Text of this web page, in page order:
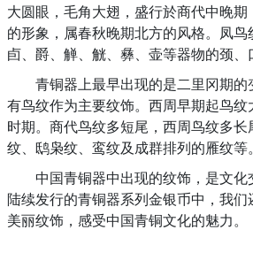
大圆眼，毛角大翅，盛行於商代中晚
的形象，属春秋晚期北方的风格。凤鸟
卣、爵、觯、觥、彝、壶等器物的颈、
青铜器上最早出现的是二里冈期的
有鸟纹作为主要纹饰。西周早期起鸟
时期。商代鸟纹多短尾，西周鸟纹多
纹、鸱枭纹、鸾纹及成群排列的雁纹等。
中国青铜器中出现的纹饰，是文化
陆续发行的青铜器系列金银币中，我
美丽纹饰，感受中国青铜文化的魅力。